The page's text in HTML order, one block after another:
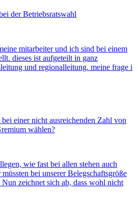
der Betriebsratswahl
mitarbeiter und ich sind bei einem
dieses ist aufgeteilt in ganz
und regionalleitung. meine frage i
einer nicht ausreichenden Zahl von
wählen?
wie fast bei allen stehen auch
bei unserer Belegschaftsgröße
zeichnet sich ab, dass wohl nicht